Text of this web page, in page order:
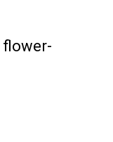
flower-